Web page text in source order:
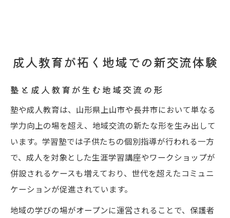
成人教育が拓く地域での新交流体験
塾と成人教育が生む地域交流の形
塾や成人教育は、山形県上山市や長井市において単なる
学力向上の場を超え、地域交流の新たな形を生み出して
います。学習塾では子供たちの個別指導が行われる一方
で、成人を対象とした生涯学習講座やワークショップが
併設されるケースも増えており、世代を超えたコミュニ
ケーションが促進されています。
地域の学びの場がオープンに運営されることで、保護者